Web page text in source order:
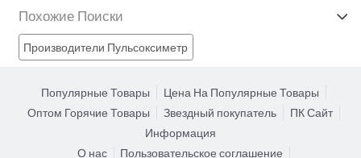
Похожие Поиски
Производители Пульсоксиметр
Производители Spo2 Монитор
Популярные Товары
Цена На Популярные Товары
Оптом Горячие Товары
Звездный покупатель
ПК Сайт
Информация
О нас
Пользовательское соглашение